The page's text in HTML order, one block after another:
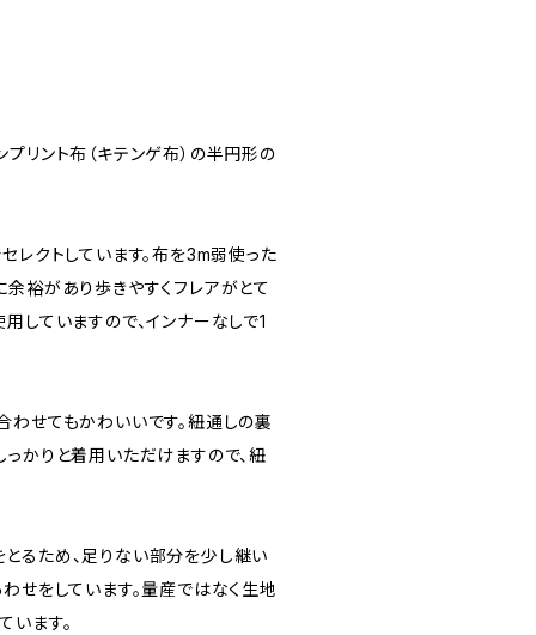
リント布（キテンゲ布）の半円形の
レクトしています。布を3m弱使った
裕があり歩きやすくフレアがとて
していますので、インナーなしで1
わせてもかわいいです。紐通しの裏
かりと着用いただけますので、紐
るため、足りない部分を少し継い
せをしています。量産ではなく生地
います。